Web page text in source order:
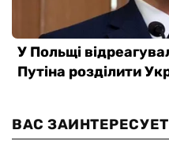
ВАС ЗАИНТЕРЕСУЕТ